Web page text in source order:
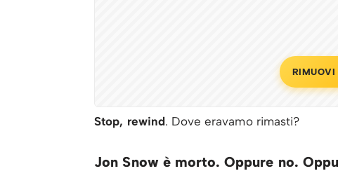
RIMUOVI
Stop, rewind. Dove eravamo rimasti?
Jon Snow è morto. Oppure no.